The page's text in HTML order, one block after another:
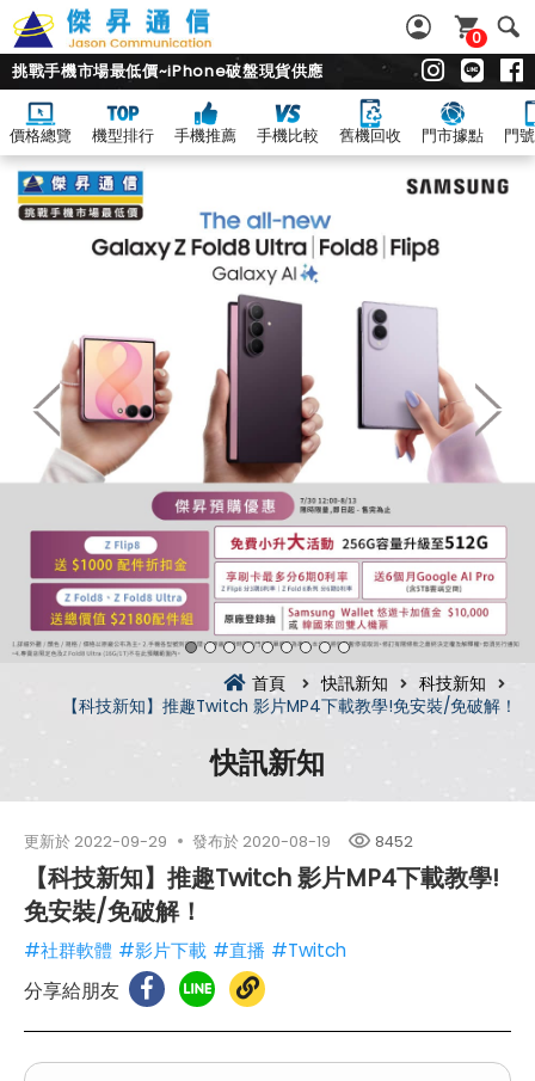
0
挑戰手機市場最低價~iPhone破盤現貨供應
價格總覽 機型排行 手機推薦 手機比較 舊機回收 門市據點 門
首頁 快訊新知
科技新知
【科技新知】推趣Twitch 影片MP4下載教學!免安裝/免破解！
快訊新知
更新於 2022-09-29 發布於 2020-08-19 8452
【科技新知】推趣Twitch 影片MP4下載教學!
免安裝/免破解！
#社群軟體 #影片下載 #直播 #Twitch
分享給朋友